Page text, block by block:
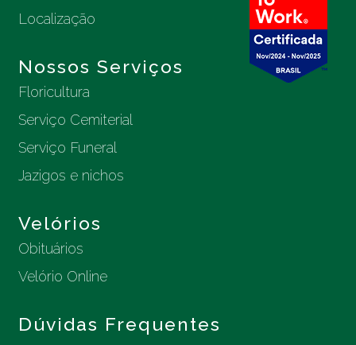
Localização
Nossos Serviços
Floricultura
Serviço Cemiterial
Serviço Funeral
Jazigos e nichos
Velórios
Obituários
Velório Online
Dúvidas Frequentes